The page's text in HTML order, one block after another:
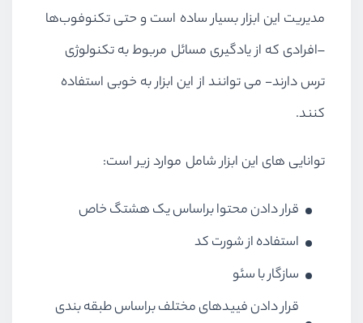
مدیریت این ابزار بسیار ساده است و حتی تکنوفوب‌ها
–افرادی که از یادگیری مسائل مربوط به تکنولوژی
ترس دارند- می توانند از این ابزار به خوبی استفاده
کنند.
توانایی های این ابزار شامل موارد زیر است:
قرار دادن محتوا براساس یک هشتگ خاص
استفاده از شورت کد
سازگار با سئو
قرار دادن فییدهای مختلف براساس طبقه بندی